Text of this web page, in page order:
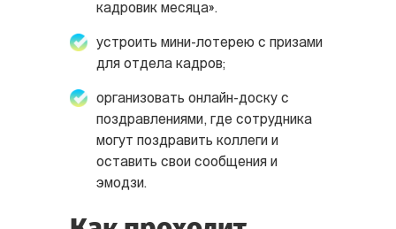
кадровик месяца».
устроить мини-лотерею с призами
для отдела кадров;
организовать онлайн-доску с
поздравлениями, где сотрудника
могут поздравить коллеги и
оставить свои сообщения и
эмодзи.